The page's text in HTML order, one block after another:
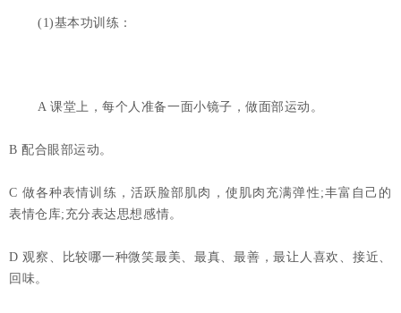
(1)基本功训练：
A 课堂上，每个人准备一面小镜子，做面部运动。
B 配合眼部运动。
C 做各种表情训练，活跃脸部肌肉，使肌肉充满弹性;丰富自己的
表情仓库;充分表达思想感情。
D 观察、比较哪一种微笑最美、最真、最善，最让人喜欢、接近、
回味。